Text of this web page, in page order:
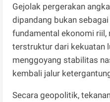
Gejolak pergerakan
dipandang bukan
fundamental ekonomi riil,
terstruktur dari kekuatan
menggoyang stabilitas
kembali jalur
Secara geopolitik,